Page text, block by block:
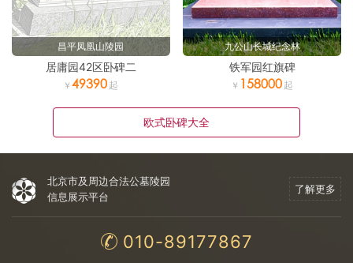
昌平凤凰山陵园
居庸园42区卧碑二
49390
九公山长城纪念林
铁军园红旗碑
158000
欧式卧碑大全
北京市及周边合法公墓陵园
信息展示平台
了解更多
010-89177867